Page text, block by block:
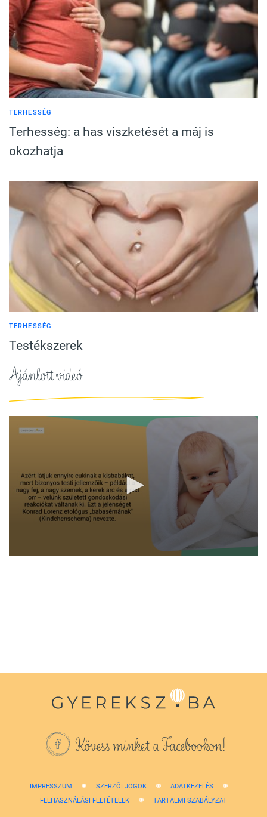
TERHESSÉG
Terhesség: a has viszketését a máj is
okozhatja
TERHESSÉG
Testékszerek
Ajánlott videó
Kövess minket a Facebookon!
IMPRESSZUM SZERZŐI JOGOK
ADATKEZELÉS
FELHASZNÁLÁSI FELTÉTELEK
TARTALMI SZABÁLYZAT